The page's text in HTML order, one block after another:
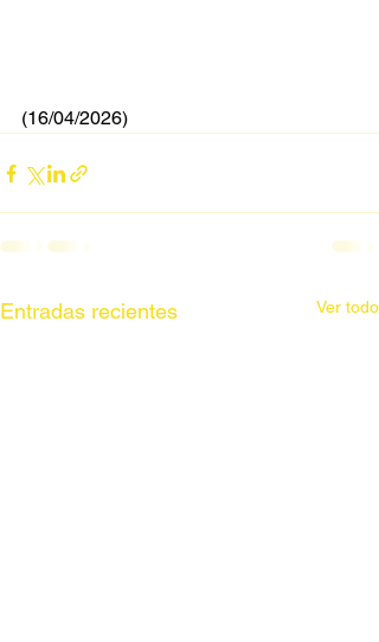
(16/04/2026)
Entradas recientes Ver todo